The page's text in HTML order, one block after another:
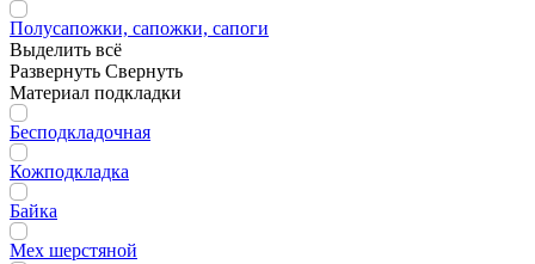
Полусапожки, сапожки, сапоги
Выделить всё
Развернуть Свернуть
Материал подкладки
Бесподкладочная
Кожподкладка
Байка
Мех шерстяной